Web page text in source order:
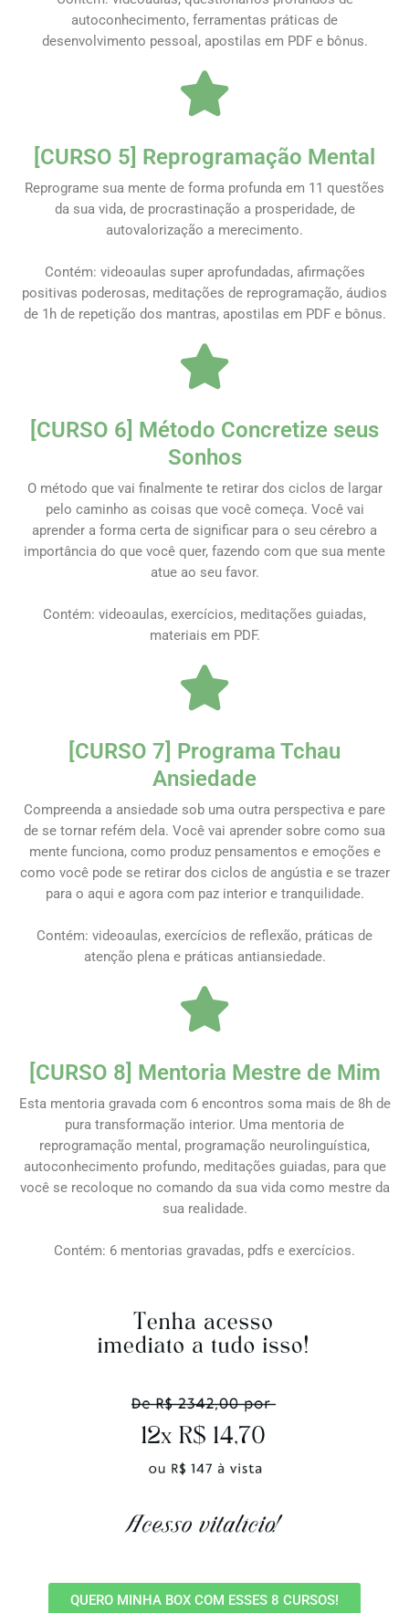
autoconhecimento, ferramentas práticas de
desenvolvimento pessoal, apostilas em PDF e bônus.
[CURSO 5] Reprogramação Mental
Reprograme sua mente de forma profunda em 11 questões
da sua vida, de procrastinação a prosperidade, de
autovalorização a merecimento.
Contém: videoaulas super aprofundadas, afirmações
positivas poderosas, meditações de reprogramação, áudios
de 1h de repetição dos mantras, apostilas em PDF e bônus.
[CURSO 6] Método Concretize seus
Sonhos
O método que vai finalmente te retirar dos ciclos de largar
pelo caminho as coisas que você começa. Você vai
aprender a forma certa de significar para o seu cérebro a
importância do que você quer, fazendo com que sua mente
atue ao seu favor.
Contém: videoaulas, exercícios, meditações guiadas,
materiais em PDF.
[CURSO 7] Programa Tchau
Ansiedade
Compreenda a ansiedade sob uma outra perspectiva e pare
de se tornar refém dela. Você vai aprender sobre como sua
mente funciona, como produz pensamentos e emoções e
como você pode se retirar dos ciclos de angústia e se trazer
para o aqui e agora com paz interior e tranquilidade.
Contém: videoaulas, exercícios de reflexão, práticas de
atenção plena e práticas antiansiedade.
[CURSO 8] Mentoria Mestre de Mim
Esta mentoria gravada com 6 encontros soma mais de 8h de
pura transformação interior. Uma mentoria de
reprogramação mental, programação neurolinguística,
autoconhecimento profundo, meditações guiadas, para que
você se recoloque no comando da sua vida como mestre da
sua realidade.
Contém: 6 mentorias gravadas, pdfs e exercícios.
QUERO MINHA BOX COM ESSES 8 CURSOS!